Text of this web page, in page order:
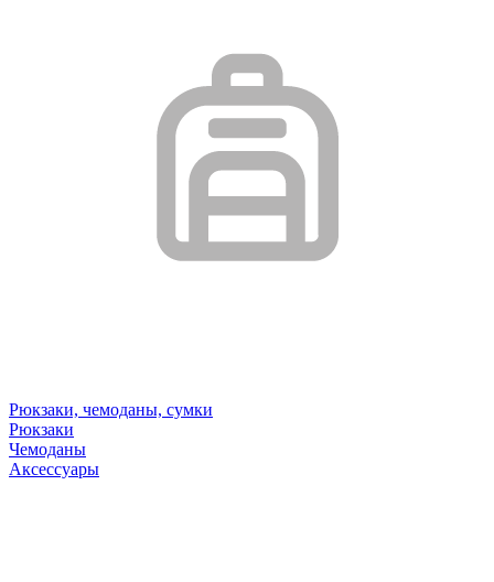
Рюкзаки, чемоданы, сумки
Рюкзаки
Чемоданы
Аксессуары